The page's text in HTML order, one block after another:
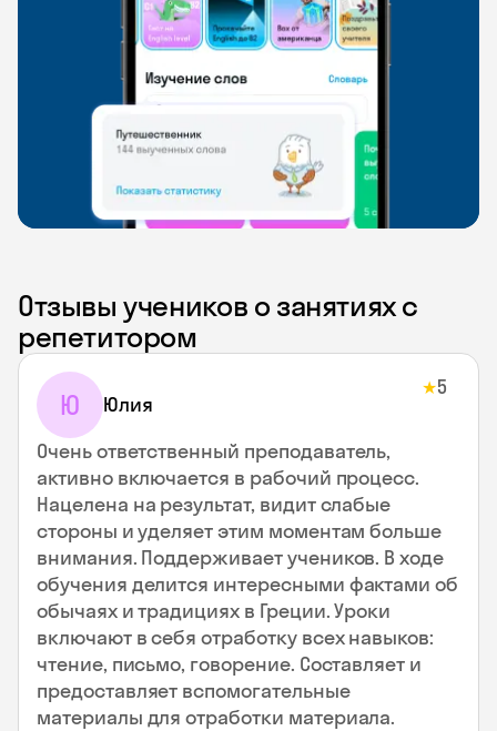
Отзывы учеников о занятиях с
репетитором
Ю Юлия
★5
Очень ответственный преподаватель,
активно включается в рабочий процесс.
Нацелена на результат, видит слабые
стороны и уделяет этим моментам больше
внимания. Поддерживает учеников. В ходе
обучения делится интересными фактами об
обычаях и традициях в Греции. Уроки
включают в себя отработку всех навыков:
чтение, письмо, говорение. Составляет и
предоставляет вспомогательные
материалы для отработки материала.